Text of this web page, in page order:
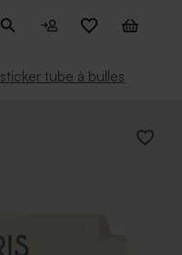
sticker tube à bulles